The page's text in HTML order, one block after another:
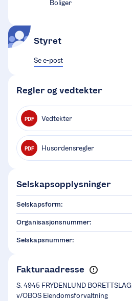
Boliger
Styret
Se e-post
Regler og vedtekter
PDF Vedtekter
PDF Husordensregler
Selskapsopplysninger
Selskapsform:
Organisasjonsnummer:
Selskapsnummer:
Fakturaadresse
S. 4945 FRYDENLUND BORETTSLAG
v/OBOS Eiendomsforvaltning